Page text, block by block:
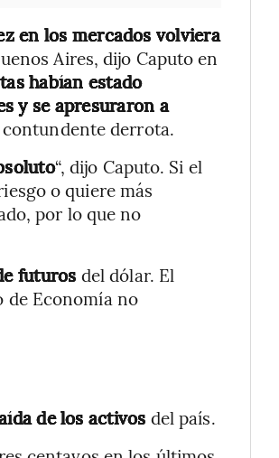
en los mercados volviera
Aires, dijo Caputo en
habían estado
y se apresuraron a
derrota.
“, dijo Caputo. Si el
o quiere más
por lo que no
futuros del dólar. El
de Economía no
de los activos del país.